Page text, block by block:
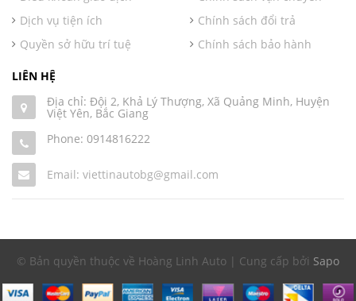
Dịch vụ tiện ích
Quyền sở hữu trí tuệ
Chính sách đổi trả
Chính sách bảo hành
LIÊN HỆ
Địa chỉ: Đội 2, Khả Lý Thượng, Xã Quảng Minh, Huyện
Việt Yên, Bắc Giang
Phone: 0914816222
Email: viettinautobg@gmail.com
© Bản quyền thuộc về Hoàng Linh Auto | Cung cấp bởi Sapo